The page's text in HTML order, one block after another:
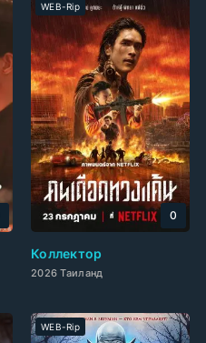
Коллектор
2026 Таиланд
WEB-Rip
0
WEB-Rip